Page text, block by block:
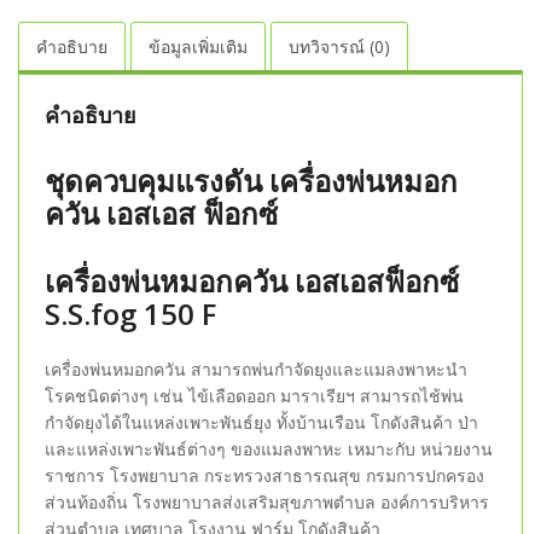
คำอธิบาย ข้อมูลเพิ่มเติม บทวิจารณ์ (0)
คำอธิบาย
ชุดควบคุมแรงดัน เครื่องพ่นหมอก
ควัน เอสเอส ฟ็อกซ์
เครื่องพ่นหมอกควัน เอสเอสฟ็อกซ์
S.S.fog 150 F
เครื่องพ่นหมอกควัน สามารถพ่นกำจัดยุงและแมลงพาหะนำ
โรคชนิดต่างๆ เช่น ไข้เลือดออก มาราเรียฯ สามารถไช้พ่น
กำจัดยุงได้ในแหล่งเพาะพันธ์ยุง ทั้งบ้านเรือน โกดังสินค้า ป่า
และแหล่งเพาะพันธ์ต่างๆ ของแมลงพาหะ เหมาะกับ หน่วยงาน
ราชการ โรงพยาบาล กระทรวงสาธารณสุข กรมการปกครอง
ส่วนท้องถิ่น โรงพยาบาลส่งเสริมสุขภาพตำบล องค์การบริหาร
ส่วนตำบล เทศบาล โรงงาน ฟาร์ม โกดังสินค้า